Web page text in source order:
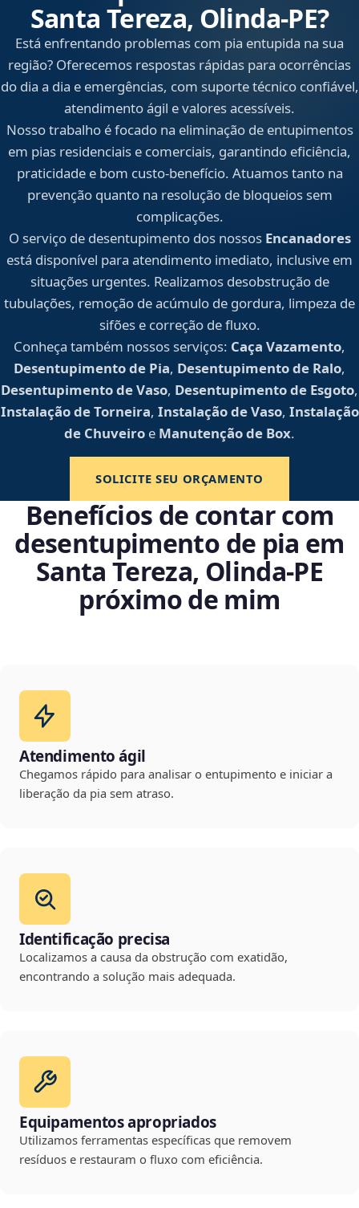
Santa Tereza, Olinda‑PE?
Está enfrentando problemas com pia entupida na sua
região? Oferecemos respostas rápidas para ocorrências
do dia a dia e emergências, com suporte técnico confiável,
atendimento ágil e valores acessíveis.
Nosso trabalho é focado na eliminação de entupimentos
em pias residenciais e comerciais, garantindo eficiência,
praticidade e bom custo-benefício. Atuamos tanto na
prevenção quanto na resolução de bloqueios sem
complicações.
O serviço de desentupimento dos nossos Encanadores
está disponível para atendimento imediato, inclusive em
situações urgentes. Realizamos desobstrução de
tubulações, remoção de acúmulo de gordura, limpeza de
sifões e correção de fluxo.
Conheça também nossos serviços: Caça Vazamento,
Desentupimento de Pia, Desentupimento de Ralo,
Desentupimento de Vaso, Desentupimento de Esgoto,
Instalação de Torneira, Instalação de Vaso, Instalação
de Chuveiro e Manutenção de Box.
SOLICITE SEU ORÇAMENTO
Benefícios de contar com
desentupimento de pia em
Santa Tereza, Olinda‑PE
próximo de mim
Atendimento ágil
Chegamos rápido para analisar o entupimento e iniciar a
liberação da pia sem atraso.
Identificação precisa
Localizamos a causa da obstrução com exatidão,
encontrando a solução mais adequada.
Equipamentos apropriados
Utilizamos ferramentas específicas que removem
resíduos e restauram o fluxo com eficiência.